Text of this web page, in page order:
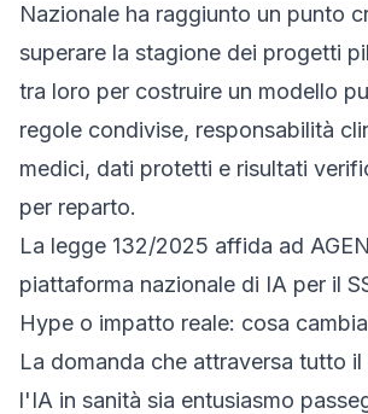
Nazionale ha raggiunto un punto
superare la stagione dei progetti
tra loro per costruire un modello
regole condivise, responsabilità
medici, dati protetti e risultati
per reparto.
La legge 132/2025 affida ad
piattaforma nazionale di IA per il
Hype o impatto reale: cosa
La domanda che attraversa tutto
l'IA in sanità sia entusiasmo